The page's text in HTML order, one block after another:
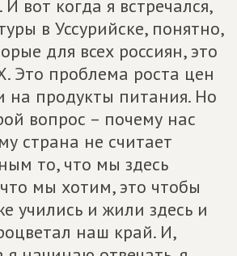
вот когда я встречался,
в Уссурийске, понятно,
для всех россиян, это
Это проблема роста цен
на продукты питания. Но
вопрос – почему нас
страна не считает
то, что мы здесь
мы хотим, это чтобы
учились и жили здесь и
наш край. И,